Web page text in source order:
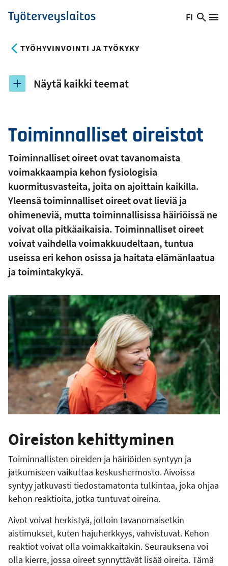
Hyppää
pääsisältöön
Työterveyslaitos
Vaihda
FI
Hae
TYÖHYVINVOINTI JA TYÖKYKY
Toiminnalliset oireistot
Toiminnalliset oireet ovat tavanomaista
voimakkaampia kehon fysiologisia
kuormitusvasteita, joita on ajoittain kaikilla.
Yleensä toiminnalliset oireet ovat lieviä ja
ohimeneviä, mutta toiminnallisissa häiriöissä ne
voivat olla pitkäaikaisia. Toiminnalliset oireet
voivat vaihdella voimakkuudeltaan, tuntua
useissa eri kehon osissa ja haitata elämänlaatua
ja toimintakykyä.
Oireiston kehittyminen
Toiminnallisten oireiden ja häiriöiden syntyyn ja
jatkumiseen vaikuttaa keskushermosto. Aivoissa
syntyy jatkuvasti tiedostamatonta tulkintaa, joka ohjaa
kehon reaktioita, jotka tuntuvat oireina.
Aivot voivat herkistyä, jolloin tavanomaisetkin
aistimukset, kuten hajuherkkyys, vahvistuvat. Kehon
reaktiot voivat olla voimakkaitakin. Seurauksena voi
olla kierre, jossa oireet synnyttävät lisää oireita. Tämä
Näytä kaikki teemat